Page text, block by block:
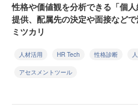
性格や価値観を分析できる「個
提供、配属先の決定や面接など
ミツカリ
人材活用 HR Tech 性格診断
アセスメントツール